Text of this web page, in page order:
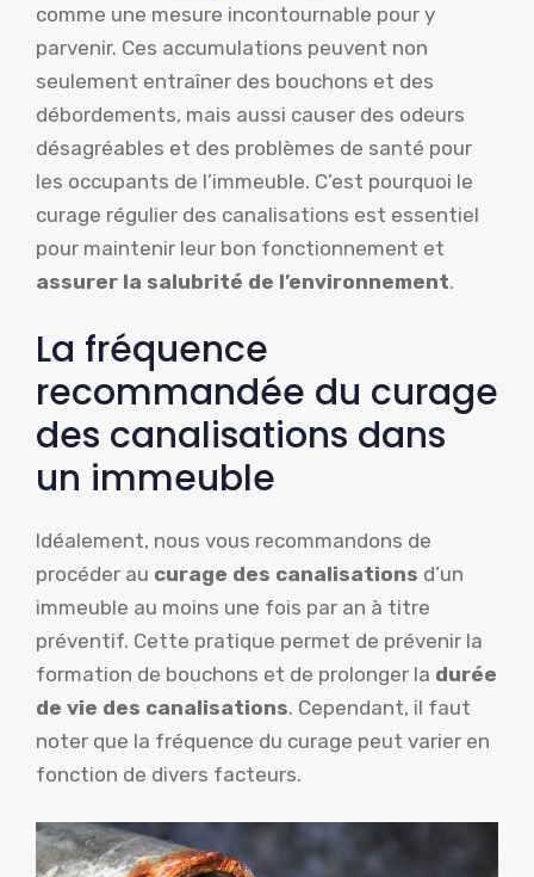
comme une mesure incontournable pour y
parvenir. Ces accumulations peuvent non
seulement entraîner des bouchons et des
débordements, mais aussi causer des odeurs
désagréables et des problèmes de santé pour
les occupants de l’immeuble. C’est pourquoi le
curage régulier des canalisations est essentiel
pour maintenir leur bon fonctionnement et
assurer la salubrité de l’environnement.
La fréquence
recommandée du curage
des canalisations dans
un immeuble
Idéalement, nous vous recommandons de
procéder au curage des canalisations d’un
immeuble au moins une fois par an à titre
préventif. Cette pratique permet de prévenir la
formation de bouchons et de prolonger la durée
de vie des canalisations. Cependant, il faut
noter que la fréquence du curage peut varier en
fonction de divers facteurs.